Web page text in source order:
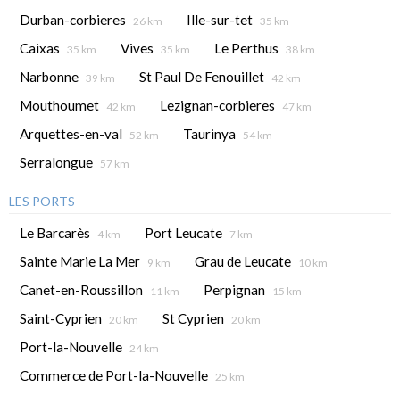
Durban-corbieres 26 km Ille-sur-tet 35 km
Caixas 35 km Vives 35 km Le Perthus 38 km
Narbonne 39 km St Paul De Fenouillet 42 km
Mouthoumet 42 km Lezignan-corbieres 47 km
Arquettes-en-val 52 km Taurinya 54 km
Serralongue 57 km
LES PORTS
Le Barcarès 4 km Port Leucate 7 km
Sainte Marie La Mer 9 km Grau de Leucate 10 km
Canet-en-Roussillon 11 km Perpignan 15 km
Saint-Cyprien 20 km St Cyprien 20 km
Port-la-Nouvelle 24 km
Commerce de Port-la-Nouvelle 25 km